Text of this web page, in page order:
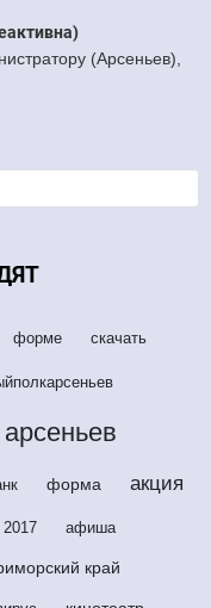
(Арсеньев),
форме скачать
арсеньев
форма акция
2017 афиша
край